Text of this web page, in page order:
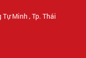
Minh , Tp. Thái